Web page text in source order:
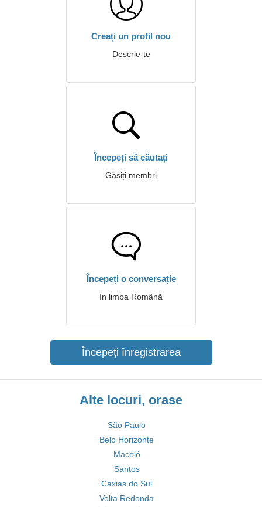
Creați un profil nou
Descrie-te
Începeți să căutați
Găsiți membri
Începeți o conversație
In limba Română
Începeți înregistrarea
Alte locuri, orase
São Paulo
Belo Horizonte
Maceió
Santos
Caxias do Sul
Volta Redonda